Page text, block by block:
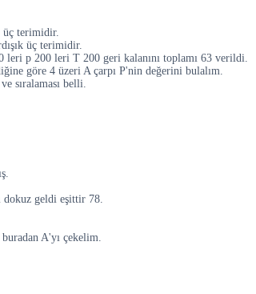
üç terimidir.
üç terimidir.
leri p 200 leri T 200 geri kalanını toplamı 63 verildi.
göre 4 üzeri A çarpı P'nin değerini bulalım.
sıralaması belli.
dokuz geldi eşittir 78.
A'yı çekelim.